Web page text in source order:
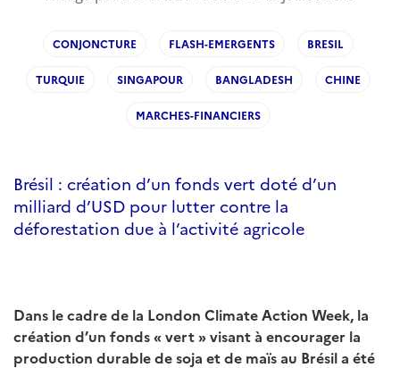
CONJONCTURE FLASH-EMERGENTS BRESIL
TURQUIE SINGAPOUR BANGLADESH CHINE
MARCHES-FINANCIERS
Brésil : création d’un fonds vert doté d’un
milliard d’USD pour lutter contre la
déforestation due à l’activité agricole
Dans le cadre de la London Climate Action Week, la
création d’un fonds « vert » visant à encourager la
production durable de soja et de maïs au Brésil a été